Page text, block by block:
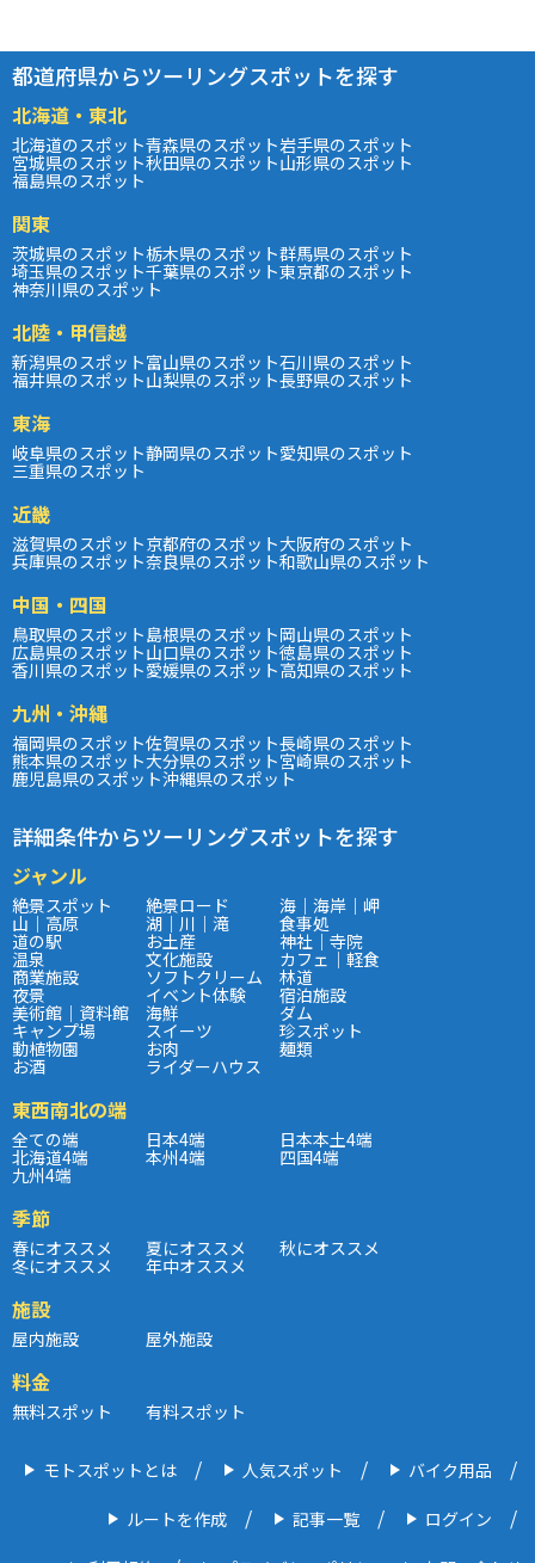
都道府県からツーリングスポットを探す
北海道・東北
北海道のスポット青森県のスポット岩手県のスポット
宮城県のスポット秋田県のスポット山形県のスポット
福島県のスポット
関東
茨城県のスポット栃木県のスポット群馬県のスポット
埼玉県のスポット千葉県のスポット東京都のスポット
神奈川県のスポット
北陸・甲信越
新潟県のスポット富山県のスポット石川県のスポット
福井県のスポット山梨県のスポット長野県のスポット
東海
岐阜県のスポット静岡県のスポット愛知県のスポット
三重県のスポット
近畿
滋賀県のスポット京都府のスポット大阪府のスポット
兵庫県のスポット奈良県のスポット和歌山県のスポット
中国・四国
鳥取県のスポット島根県のスポット岡山県のスポット
広島県のスポット山口県のスポット徳島県のスポット
香川県のスポット愛媛県のスポット高知県のスポット
九州・沖縄
福岡県のスポット佐賀県のスポット長崎県のスポット
熊本県のスポット大分県のスポット宮崎県のスポット
鹿児島県のスポット沖縄県のスポット
詳細条件からツーリングスポットを探す
ジャンル
絶景スポット 絶景ロード 海｜海岸｜岬
山｜高原 湖｜川｜滝 食事処
道の駅 お土産 神社｜寺院
温泉 文化施設 カフェ｜軽食
商業施設 ソフトクリーム 林道
夜景 イベント体験 宿泊施設
美術館｜資料館 海鮮 ダム
キャンプ場 スイーツ 珍スポット
動植物園 お肉 麺類
お酒 ライダーハウス
東西南北の端
全ての端 日本4端 日本本土4端
北海道4端 本州4端 四国4端
九州4端
季節
春にオススメ 夏にオススメ 秋にオススメ
冬にオススメ 年中オススメ
施設
屋内施設 屋外施設
料金
無料スポット 有料スポット
モトスポットとは 人気スポット バイク用品
ルートを作成 記事一覧 ログイン